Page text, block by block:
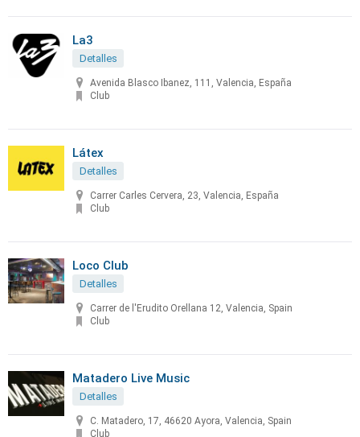
La3
Detalles
Avenida Blasco Ibanez, 111, Valencia, España
Club
Látex
Detalles
Carrer Carles Cervera, 23, Valencia, España
Club
Loco Club
Detalles
Carrer de l'Erudito Orellana 12, Valencia, Spain
Club
Matadero Live Music
Detalles
C. Matadero, 17, 46620 Ayora, Valencia, Spain
Club